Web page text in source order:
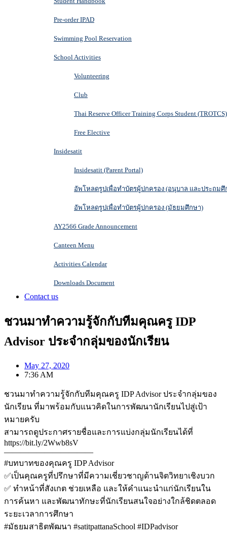
Pre-order IPAD
Swimming Pool Reservation
School Activities
Volunteering
Club
Thai Reserve Officer Training Corps Student (TROTCS)
Free Elective
Insidesatit
Insidesatit (Parent Portal)
อัพโหลดรูปเพื่อทำบัตรผู้ปกครอง (อนุบาล และประถมศึ
อัพโหลดรูปเพื่อทำบัตรผู้ปกครอง (มัธยมศึกษา)
AY2566 Grade Announcement
Canteen Menu
Activities Calendar
Downloads Document
Contact us
ชวนมาทำความรู้จักกับทีมคุณครู IDP
Advisor ประจำกลุ่มของนักเรียน
May 27, 2020
7:36 AM
ชวนมาทำความรู้จักกับทีมคุณครู IDP Advisor ประจำกลุ่มของ
นักเรียน ที่มาพร้อมกับแนวคิดในการพัฒนานักเรียนไปสู่เป้า
หมายครับ
สามารถดูประกาศรายชื่อและการแบ่งกลุ่มนักเรียนได้ที่
https://bit.ly/2Wwb8sV
———————————
#บทบาทของคุณครู IDP Advisor
✅เป็นคุณครูที่ปรึกษาที่มีความเชี่ยวชาญด้านจิตวิทยาเชิงบวก
✅ ทำหน้าที่สังเกต ช่วยเหลือ และให้คำแนะนำแก่นักเรียนใน
การค้นหา และพัฒนาทักษะที่นักเรียนสนใจอย่างใกล้ชิดตลอด
ระยะเวลาการศึกษา
#มัธยมสาธิตพัฒนา #satitpattanaSchool #IDPadvisor